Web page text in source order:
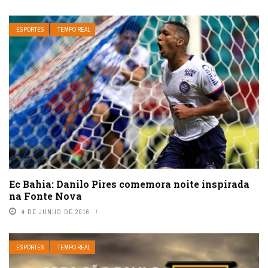
ESPORTES TEMPO REAL
Ec Bahia: Danilo Pires comemora noite inspirada
na Fonte Nova
4 DE JUNHO DE 2016
ESPORTES TEMPO REAL